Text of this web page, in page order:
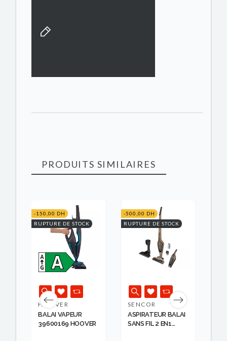
PRODUITS SIMILAIRES
-150,00 DH
RUPTURE DE STOCK
HOOVER
BALAI VAPEUR
39600169 HOOVER
-500,00 DH
RUPTURE DE STOCK
SENCOR
ASPIRATEUR BALAI
SANS FIL 2 EN1